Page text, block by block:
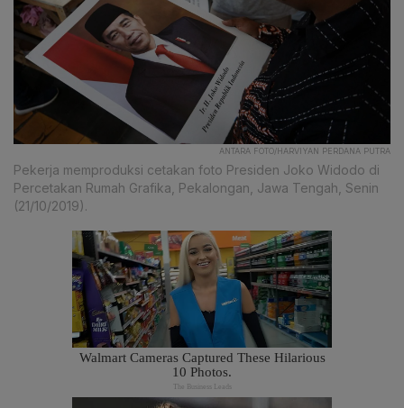
ANTARA FOTO/HARVIYAN PERDANA PUTRA
Pekerja memproduksi cetakan foto Presiden Joko Widodo di
Percetakan Rumah Grafika, Pekalongan, Jawa Tengah, Senin
(21/10/2019).